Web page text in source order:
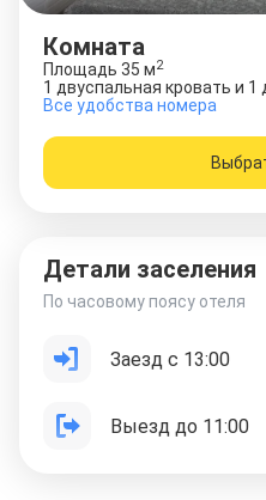
Комната
Площадь 35 м2
1 двуспальная кровать и
Все удобства номера
Детали заселения
По часовому поясу отеля
Заезд с 13:00
Выезд до 11:00